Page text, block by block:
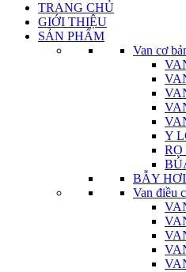
TRANG CHỦ
GIỚI THIỆU
SẢN PHẨM
Van cơ
Y
RỌ
BẪY HƠI
Van điều